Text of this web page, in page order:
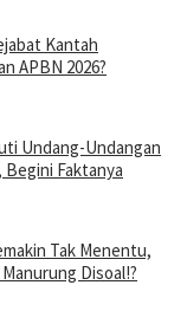
Kantah
APBN 2026?
Undang-Undangan
Faktanya
Tak Menentu,
Disoal!?